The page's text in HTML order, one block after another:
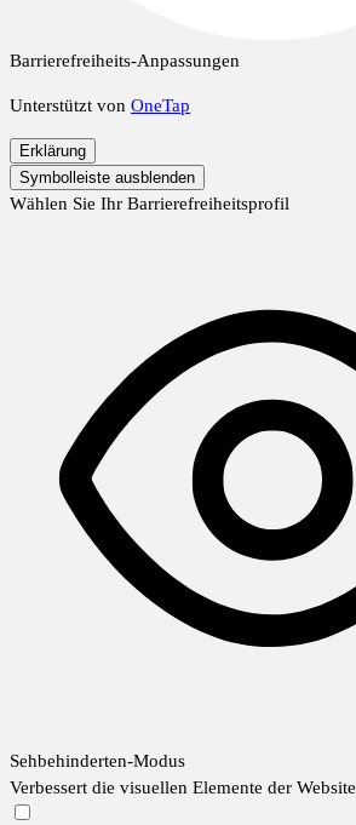
Barrierefreiheits-Anpassungen
Unterstützt von OneTap
Erklärung
Symbolleiste ausblenden
Wählen Sie Ihr Barrierefreiheitsprofil
Sehbehinderten-Modus
Verbessert die visuellen Elemente der Website